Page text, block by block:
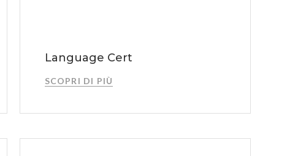
Language Cert
SCOPRI DI PIÙ